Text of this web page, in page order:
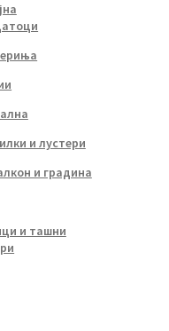
и лустери
и градина
и ташни